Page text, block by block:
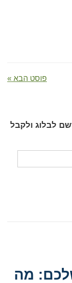
פוסט הבא »
לבלוג ולקבל
שלכם: מה